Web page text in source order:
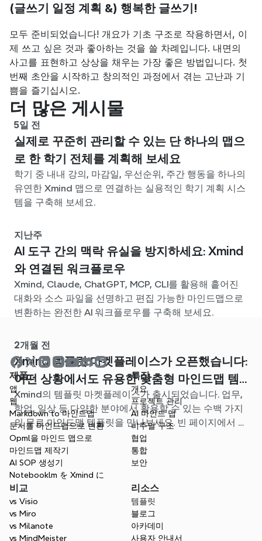
(글쓰기 일정 계획 &) 행복한 글쓰기!
모두 준비되었습니다! 개요가 기초 구조로 작용하면서, 이
제 쓰고 싶은 것과 좋아하는 것을 쓸 차례입니다. 내면의
사고를 표현하고 상상을 채우는 가장 좋은 방법입니다. 첫
번째 초안을 시작하고 창의적인 과정에서 겪는 고난과 기
쁨을 즐기십시오.
더 많은 게시물
5일 전
실제로 꾸준히 관리할 수 있는 단 하나의 맵으
로 한 학기 전체를 계획해 보세요
학기 중 내내 강의, 마감일, 우선순위, 주간 행동을 하나의
유연한 Xmind 맵으로 연결하는 실용적인 학기 계획 시스
템을 구축해 보세요.
지난주
AI 도구 간의 맥락 유실을 방지하세요: Xmind
와 연결된 워크플로우
Xmind, Claude, ChatGPT, MCP, CLI를 활용해 흩어진
대화와 소스 파일을 선명하고 편집 가능한 마인드맵으로
변환하는 완전한 AI 워크플로우를 구축해 보세요.
2개월 전
Xmind 템플릿 마켓플레이스가 오픈했습니다:
어떤 상황에서도 유용한 맞춤형 마인드맵 템
플릿을 찾아보세요
Xmind의 템플릿 마켓플레이스가 출시되었습니다. 업무,
학업, 일상 등 다양한 분야에서 활용할 수 있는 수백 가지
의 무료 마인드맵 템플릿을 만나보세요. 빈 페이지에서 고
민할 필요 없이, 나에게 딱 맞는 시작점을 찾아보세요.
제품
앱
웹
Markdown to 마인드맵
문서를 마인드맵으로 변환
Opml을 마인드 맵으로
마인드맵 제작기
AI SOP 생성기
Notebooklm を Xmind に
특징
개요
프로젝트 관리
AI 마인드 맵
비주얼 구조
협업
통합
보안
비교
vs Visio
vs Miro
vs Milanote
vs MindMeister
리소스
템플릿
블로그
아카데미
사용자 안내서